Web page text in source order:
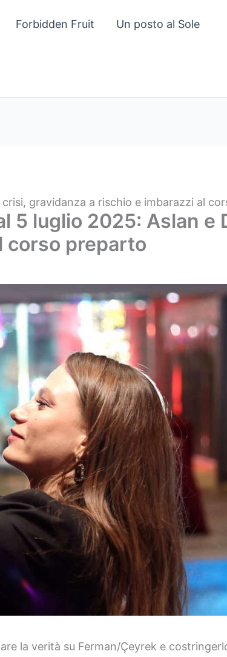
Forbidden Fruit Un posto al Sole
gravidanza a rischio e imbarazzi al
5 luglio 2025: Aslan e
corso preparto
la verità su Ferman/Çeyrek e